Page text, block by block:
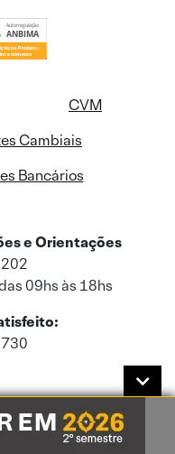
CVM
Cambiais
Bancários
e Orientações
09hs às 18hs
com a nossaPolítica de
Privacidade.